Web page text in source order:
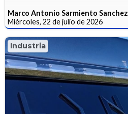
Marco Antonio Sarmiento Sanchez
Miércoles, 22 de julio de 2026
Industria